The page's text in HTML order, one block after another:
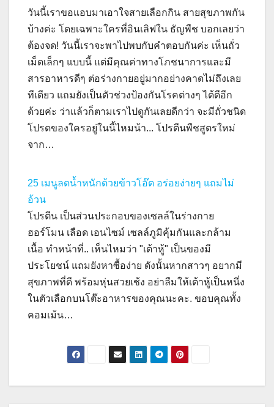
วันนี้เราขอแอบมาเอาใจสายเลือกกิน สายสุขภาพกัน
บ้างค่ะ โดยเฉพาะใครที่อินเลิฟใน ธัญพืช บอกเลยว่า
ต้องจด! วันนี้เราจะพาไปพบกับคำตอบกันค่ะ เห็นถั่ว
เม็ดเล็กๆ แบบนี้ แต่มีคุณค่าทางโภชนาการและมี
สารอาหารดีๆ ต่อร่างกายอยู่มากอย่างคาดไม่ถึงเลย
ทีเดียว แถมยังเป็นตัวช่วงป้องกันโรคต่างๆ ได้ดีอีก
ด้วยค่ะ ว่าแล้วก็ตามเราไปดูกันเลยดีกว่า จะมีถั่วชนิด
โปรดของใครอยู่ในนี้ไหมน้า... โปรตีนพืชสูตรใหม่
จาก…
25 เมนูลดน้ำหนักด้วยข้าวโอ๊ต อร่อยง่ายๆ แถมไม่
อ้วน
โปรตีน เป็นส่วนประกอบของเซลล์ในร่างกาย
ฮอร์โมน เลือด เอนไซม์ เซลล์ภูมิคุ้มกันและกล้าม
เนื้อ ทำหน้าที่.. เห็นไหมว่า "เต้าหู้" เป็นของมี
ประโยชน์ แถมยังหาซื้อง่าย ดังนั้นหากสาวๆ อยากมี
สุขภาพที่ดี พร้อมหุ่นสวยเช้ง อย่าลืมให้เต้าหู้เป็นหนึ่ง
ในตัวเลือกบนโต๊ะอาหารของคุณนะคะ. ขอบคุณทั้ง
คอมเม้น…